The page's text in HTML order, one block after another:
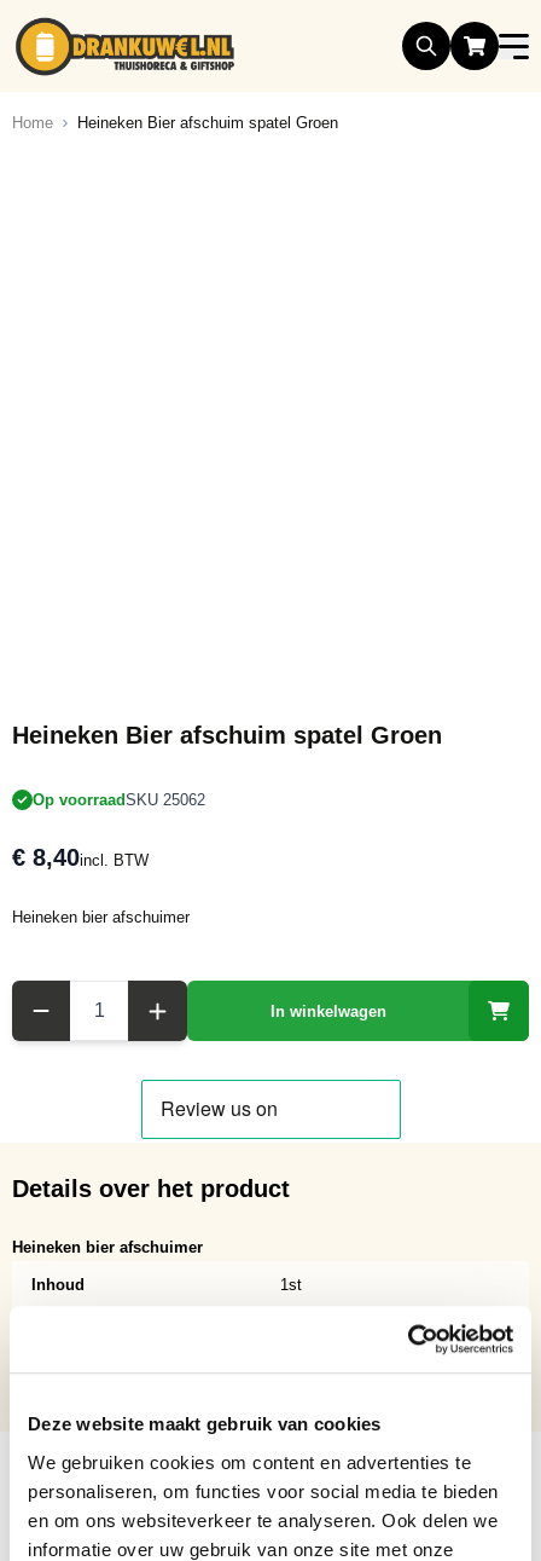
Deze website maakt gebruik van cookies
We gebruiken cookies om content en advertenties te
personaliseren, om functies voor social media te bieden
en om ons websiteverkeer te analyseren. Ook delen we
informatie over uw gebruik van onze site met onze
Ga naar de inhoud
Home Heineken Bier afschuim spatel Groen
Heineken Bier afschuim spatel Groen
Op voorraadSKU 25062
€ 8,40incl. BTW
Heineken bier afschuimer
In winkelwagen
Details over het product
Heineken bier afschuimer
Inhoud 1st
Aantal per verpakking 1